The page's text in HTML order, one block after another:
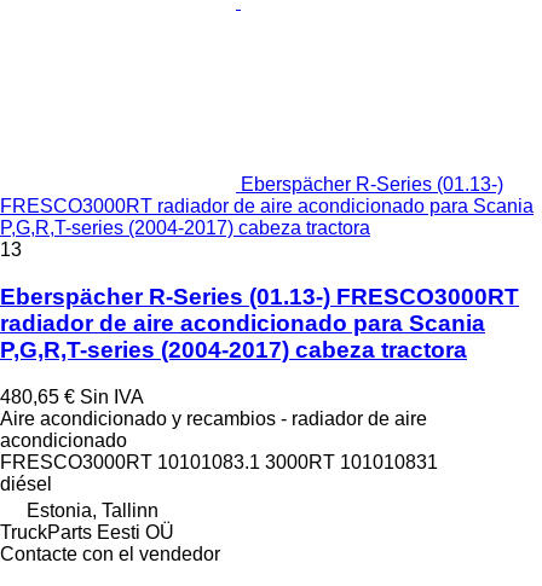
Eberspächer R-Series (01.13-)
FRESCO3000RT radiador de aire acondicionado para Scania
P,G,R,T-series (2004-2017) cabeza tractora
13
Eberspächer R-Series (01.13-) FRESCO3000RT
radiador de aire acondicionado para Scania
P,G,R,T-series (2004-2017) cabeza tractora
480,65 € Sin IVA
Aire acondicionado y recambios - radiador de aire
acondicionado
FRESCO3000RT 10101083.1 3000RT 101010831
diésel
Estonia, Tallinn
TruckParts Eesti OÜ
Contacte con el vendedor